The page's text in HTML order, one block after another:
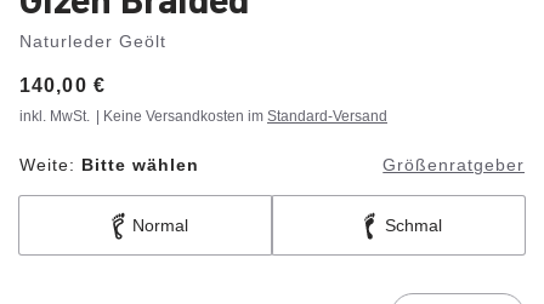
Naturleder Geölt
Price:
140,00 €
inkl. MwSt. | Keine Versandkosten im Standard-Versand
Weite: Bitte wählen Größenratgeber
Normal Schmal